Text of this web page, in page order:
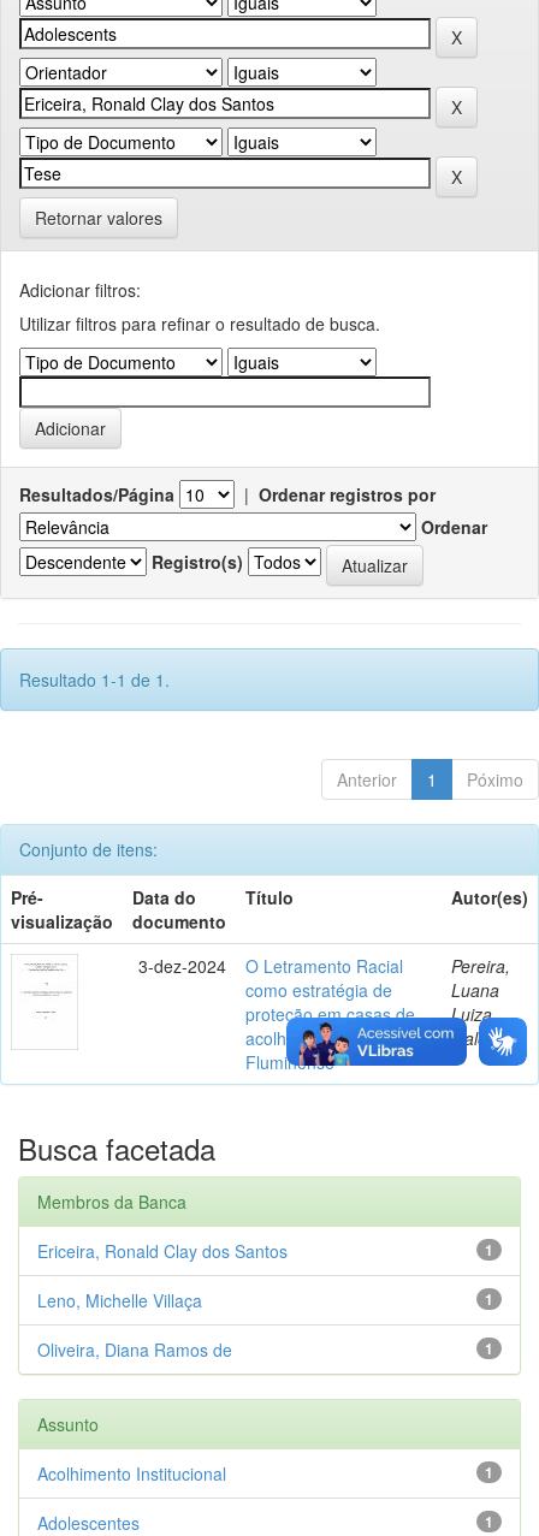
Retornar valores
Adicionar filtros:
Utilizar filtros para refinar o resultado de busca.
Resultados/Página | Ordenar registros por
Ordenar
Registro(s)
Resultado 1-1 de 1.
Anterior 1 Póximo
Conjunto de itens:
Pré-
visualização
Data do
documento
Título Autor(es)
3-dez-2024
O Letramento Racial
como estratégia de
proteção em casas de
acolhimento da Baixada
Fluminense
Pereira,
Luana
Luiza
Galoni
Busca facetada
Membros da Banca
1
Ericeira, Ronald Clay dos Santos
1
Leno, Michelle Villaça
1
Oliveira, Diana Ramos de
Assunto
1
Acolhimento Institucional
1
Adolescentes